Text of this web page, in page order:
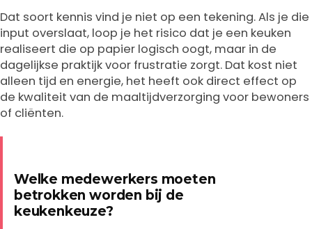
Dat soort kennis vind je niet op een tekening. Als je die
input overslaat, loop je het risico dat je een keuken
realiseert die op papier logisch oogt, maar in de
dagelijkse praktijk voor frustratie zorgt. Dat kost niet
alleen tijd en energie, het heeft ook direct effect op
de kwaliteit van de maaltijdverzorging voor bewoners
of cliënten.
Welke medewerkers moeten
betrokken worden bij de
keukenkeuze?